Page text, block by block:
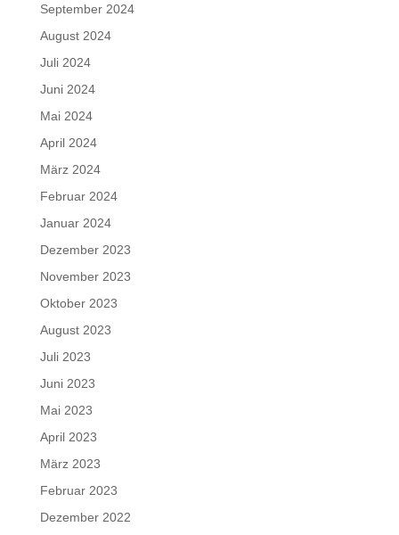
September 2024
August 2024
Juli 2024
Juni 2024
Mai 2024
April 2024
März 2024
Februar 2024
Januar 2024
Dezember 2023
November 2023
Oktober 2023
August 2023
Juli 2023
Juni 2023
Mai 2023
April 2023
März 2023
Februar 2023
Dezember 2022